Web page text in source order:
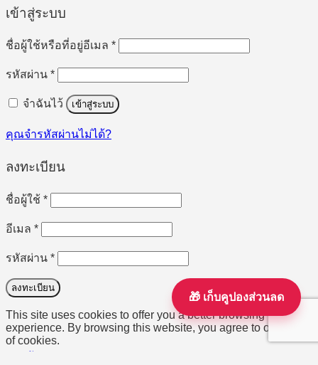
เก็บคูปองส่วนลด
เข้าสู่ระบบ
ชื่อผู้ใช้หรือที่อยู่อีเมล *ต้องการ
รหัสผ่าน *ต้องการ
จำฉันไว้ เข้าสู่ระบบ
คุณจำรหัสผ่านไม่ได้?
ลงทะเบียน
ชื่อผู้ใช้ *ต้องการ
อีเมล *ต้องการ
รหัสผ่าน *ต้องการ
ลงทะเบียน
This site uses cookies to offer you a better browsing
experience. By browsing this website, you agree to our use
of cookies.